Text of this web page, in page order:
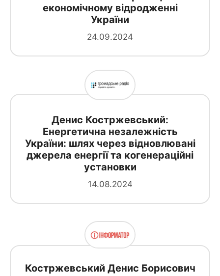
економічному відродженні
України
24.09.2024
Денис Костржевський:
Енергетична незалежність
України: шлях через відновлювані
джерела енергії та когенераційні
установки
14.08.2024
Костржевський Денис Борисович